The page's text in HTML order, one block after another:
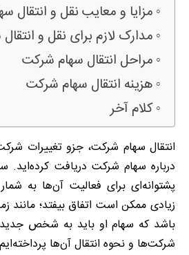
مزایا و معایب نقل و انتقال
مدارک لازم برای نقل و
مراحل انتقال سهام شرکت
هزینه انتقال سهام شرکت
کلام آخر
انتقال سهام شرکت، جزو تغییرات
درباره سهام شرکت‌ دریافت
پشتوانه‌ای برای فعالیت‌ آن‌ها به
زیادی ممکن است اتفاق بیفتد؛
باشد که‌ سهام او باید به شخص
شرکت‌ها و نحوه انتقال آن‌ها